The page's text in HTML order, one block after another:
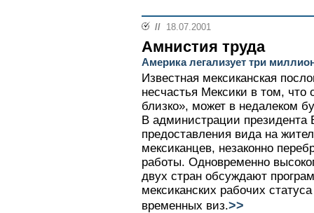
// 18.07.2001
Амнистия труда
Америка легализует три
Известная мексиканская
несчастья Мексики в том,
близко», может в недалеком
В администрации президента
предоставления вида на
мексиканцев, незаконно
работы. Одновременно
двух стран обсуждают
мексиканских рабочих
временных виз.>>